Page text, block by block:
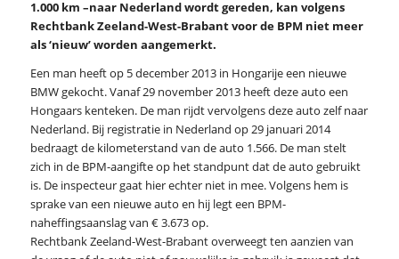
1.000 km –naar Nederland wordt gereden, kan volgens
Rechtbank Zeeland-West-Brabant voor de BPM niet meer
als ‘nieuw’ worden aangemerkt.
Een man heeft op 5 december 2013 in Hongarije een nieuwe
BMW gekocht. Vanaf 29 november 2013 heeft deze auto een
Hongaars kenteken. De man rijdt vervolgens deze auto zelf naar
Nederland. Bij registratie in Nederland op 29 januari 2014
bedraagt de kilometerstand van de auto 1.566. De man stelt
zich in de BPM-aangifte op het standpunt dat de auto gebruikt
is. De inspecteur gaat hier echter niet in mee. Volgens hem is
sprake van een nieuwe auto en hij legt een BPM-
naheffingsaanslag van € 3.673 op.
Rechtbank Zeeland-West-Brabant overweegt ten aanzien van